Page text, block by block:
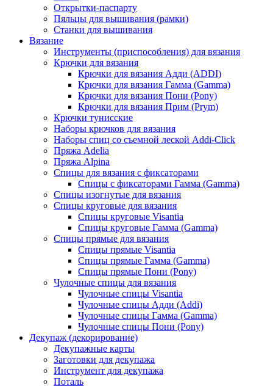
Открытки-паспарту
Пяльцы для вышивания (рамки)
Станки для вышивания
Вязание
Инструменты (приспособления) для вязания
Крючки для вязания
Крючки для вязания Адди (ADDI)
Крючки для вязания Гамма (Gamma)
Крючки для вязания Пони (Pony)
Крючки для вязания Прим (Prym)
Крючки тунисские
Наборы крючков для вязания
Наборы спиц со съемной леской Addi-Click
Пряжа Adelia
Пряжа Alpina
Спицы для вязания с фиксаторами
Спицы с фиксаторами Гамма (Gamma)
Спицы изогнутые для вязания
Спицы круговые для вязания
Спицы круговые Visantia
Спицы круговые Гамма (Gamma)
Спицы прямые для вязания
Спицы прямые Visantia
Спицы прямые Гамма (Gamma)
Спицы прямые Пони (Pony)
Чулочные спицы для вязания
Чулочные спицы Visantia
Чулочные спицы Адди (Addi)
Чулочные спицы Гамма (Gamma)
Чулочные спицы Пони (Pony)
Декупаж (декорирование)
Декупажные карты
Заготовки для декупажа
Инструмент для декупажа
Поталь